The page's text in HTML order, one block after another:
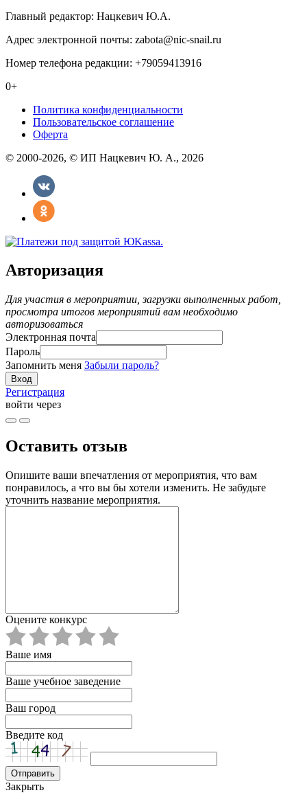
Главный редактор: Нацкевич Ю.А.
Адрес электронной почты: zabota@nic-snail.ru
Номер телефона редакции: +79059413916
0+
Политика конфиденциальности
Пользовательское соглашение
Оферта
© 2000-2026, © ИП Нацкевич Ю. А., 2026
Авторизация
Для участия в мероприятии, загрузки выполненных работ,
просмотра итогов мероприятий вам необходимо
авторизоваться
Электронная почта
Пароль
Запомнить меня Забыли пароль?
Регистрация
войти через
Оставить отзыв
Опишите ваши впечатления от мероприятия, что вам
понравилось, а что вы бы хотели изменить. Не забудьте
уточнить название мероприятия.
Оцените конкурс
Ваше имя
Ваше учебное заведение
Ваш город
Введите код
Закрыть